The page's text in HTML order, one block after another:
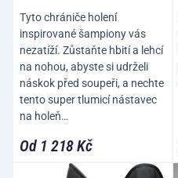
Tyto chrániče holení
inspirované šampiony vás
nezatíží. Zůstaňte hbití a lehcí
na nohou, abyste si udrželi
náskok před soupeři, a nechte
tento super tlumicí nástavec
na holeň…
Od 1 218 Kč